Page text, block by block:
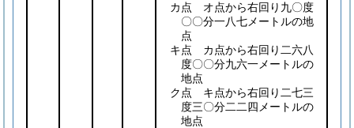
カ点 オ点から右回り九〇度
〇〇分一八七メートルの地
点
キ点 カ点から右回り二六八
度〇〇分九六一メートルの
地点
ク点 キ点から右回り二七三
度三〇分二二四メートルの
地点